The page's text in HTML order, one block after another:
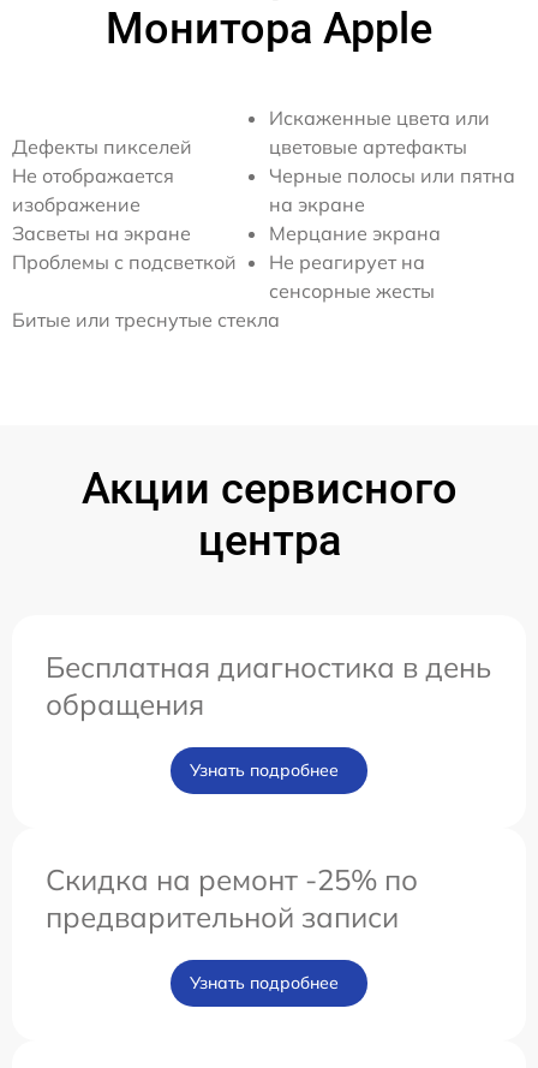
Монитора Apple
Дефекты пикселей
Не отображается
изображение
Засветы на экране
Проблемы с подсветкой
Искаженные цвета или
цветовые артефакты
Черные полосы или пятна
на экране
Мерцание экрана
Не реагирует на
сенсорные жесты
Битые или треснутые стекла
Акции сервисного
центра
Бесплатная диагностика в день
обращения
Узнать подробнее
Скидка на ремонт -25% по
предварительной записи
Узнать подробнее